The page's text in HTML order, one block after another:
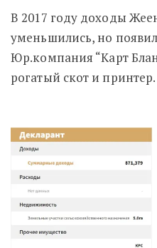
В 2017 году доходы
уменьшились, но
Юр.компания “Карт
рогатый скот и принтер.